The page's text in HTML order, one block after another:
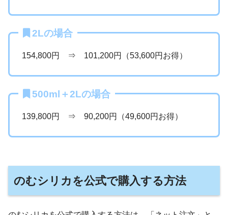
2Lの場合
154,800円 ⇒ 101,200円（53,600円お得）
500ml＋2Lの場合
139,800円 ⇒ 90,200円（49,600円お得）
のむシリカを公式で購入する方法